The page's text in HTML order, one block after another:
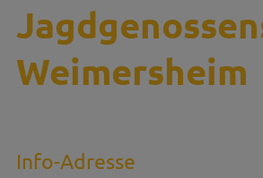
Weimersheim
Info-Adresse